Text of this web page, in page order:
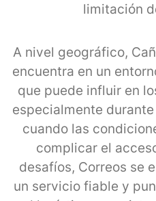
limitación
A nivel geográfico,
encuentra en un
que puede influir en
especialmente
cuando las
complicar el
desafíos, Correos se
un servicio fiable y